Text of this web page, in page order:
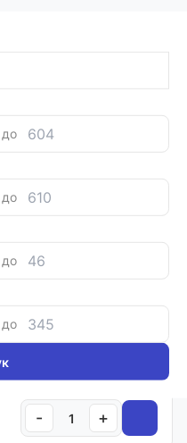
до
до
до
до
мл, C0697
3
мл, C0696
- +